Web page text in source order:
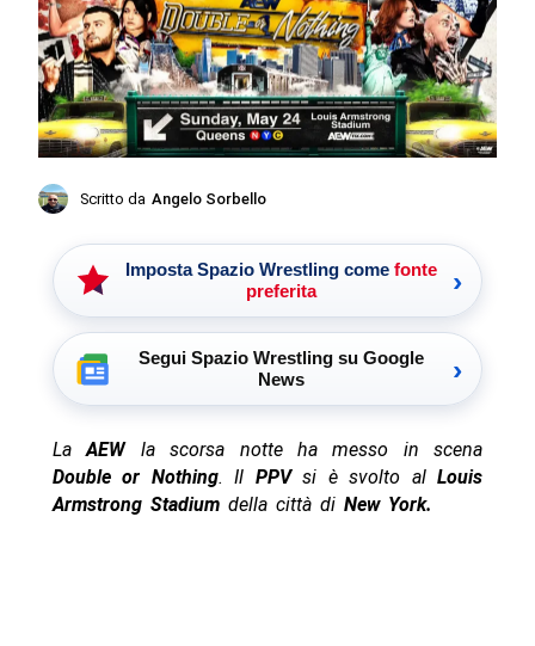
Scritto da Angelo Sorbello
Imposta Spazio Wrestling come fonte
preferita
›
Segui Spazio Wrestling su Google
News
›
LaAEWla scorsa notte ha messo in scena
Double or Nothing. Il PPVsi è svolto alLouis
Armstrong Stadiumdella città diNew York.